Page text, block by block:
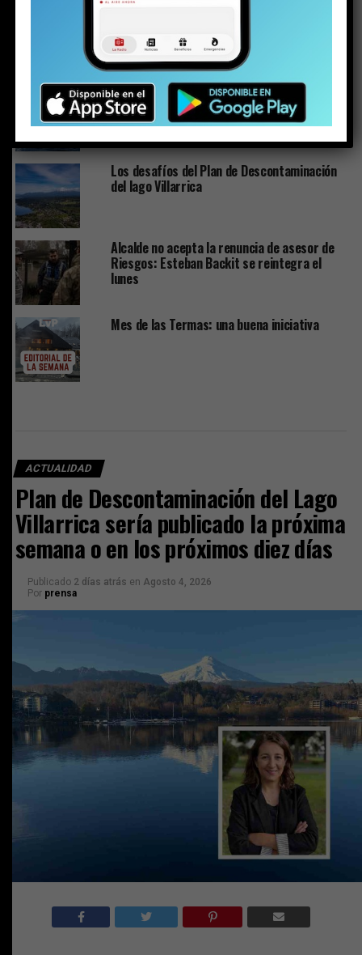
Los detalles inéditos del sumario por Caso
financiero del alcalde dicen que las
remuneraciones fueron pactadas con el jefe
comunal
Ministra de Medio Ambiente y toma de razón
del Plan de Descontaminación del Lago
Villarrica: “Una muy buena noticia para La
Araucanía y el país”
Los desafíos del Plan de Descontaminación
del lago Villarrica
Alcalde no acepta la renuncia de asesor de
Riesgos: Esteban Backit se reintegra el
lunes
Mes de las Termas: una buena iniciativa
ACTUALIDAD
Plan de Descontaminación del Lago
Villarrica sería publicado la próxima
semana o en los próximos diez días
Publicado 2 días atrás en Agosto 4, 2026
Por prensa